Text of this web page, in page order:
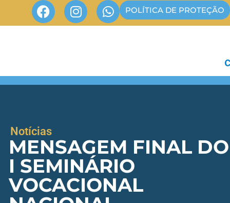
POLÍTICA DE PROTEÇÃO
Notícias
MENSAGEM FINAL DO
I SEMINÁRIO
VOCACIONAL